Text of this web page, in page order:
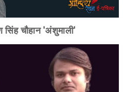
चौहान 'अंशुमाली'